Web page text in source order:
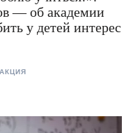
— об академии
у детей интерес